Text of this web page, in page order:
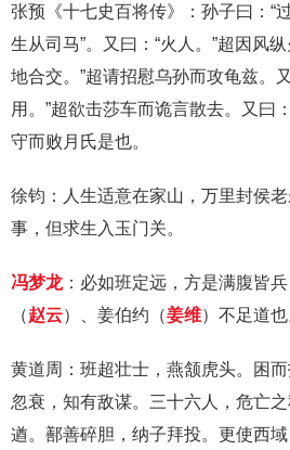
张预《十七史百将传》：孙子曰：“
生从司马”。又曰：“火人。”超因风
地合交。”超请招慰乌孙而攻龟兹。
用。”超欲击莎车而诡言散去。又曰
守而败月氏是也。
徐钧：人生适意在家山，万里封侯
事，但求生入玉门关。
冯梦龙：必如班定远，方是满腹皆
（赵云）、姜伯约（姜维）不足道也
黄道周：班超壮士，燕颔虎头。困
忽衰，知有敌谋。三十六人，危亡
遒。鄯善碎胆，纳子拜投。更使西